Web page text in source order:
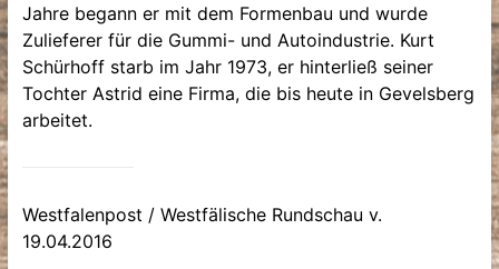
Jahre begann er mit dem Formenbau und wurde
Zulieferer für die Gummi- und Autoindustrie. Kurt
Schürhoff starb im Jahr 1973, er hinterließ seiner
Tochter Astrid eine Firma, die bis heute in Gevelsberg
arbeitet.
Westfalenpost / Westfälische Rundschau v.
19.04.2016